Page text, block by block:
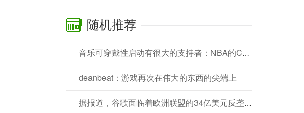
随机推荐
音乐可穿戴性启动有很大的支持者：NBA的Carmelo Anthony，Android Mind Andy Rubin和Timbaland
deanbeat：游戏再次在伟大的东西的尖端上
据报道，谷歌面临着欧洲联盟的34亿美元反垄断罚款